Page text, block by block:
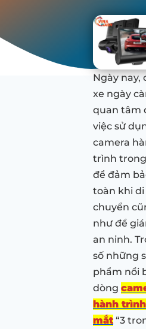
Ngày nay,
xe ngày
quan tâm
việc sử
camera
trình
để đảm
toàn khi di
chuyển
như để
an ninh.
số những
phẩm nổi
dòng
hành
mắt “3